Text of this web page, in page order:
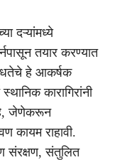
दऱ्यांमध्ये
तयार करण्यात
हे आकर्षक
कारागिरांनी
जेणेकरून
कायम राहावी.
संरक्षण, संतुलित